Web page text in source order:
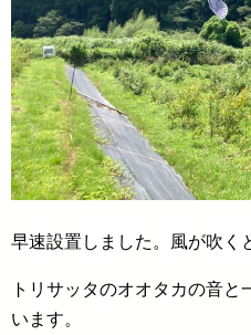
早速設置しました。風が吹く
トリサッタのオオタカの音
います。